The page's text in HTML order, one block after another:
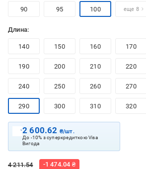
90 95 100 еще 8
Длина:
140 150 160 170
190 200 210 220
240 250 260 270
290 300 310 320
2 600.62 ₴/шт.
До -10% з суперкредиткою Visa
Вигода
4 211.54 -1 474.04 ₴